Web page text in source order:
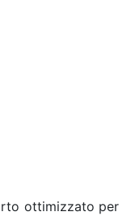
ottimizzato per